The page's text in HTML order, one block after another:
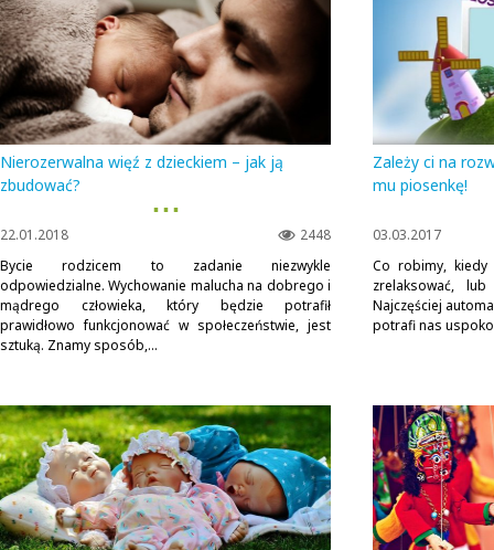
Nierozerwalna więź z dzieckiem – jak ją
zbudować?
▪ ▪ ▪
2448
22.01.2018
Bycie rodzicem to zadanie niezwykle
odpowiedzialne. Wychowanie malucha na dobrego i
mądrego człowieka, który będzie potrafił
prawidłowo funkcjonować w społeczeństwie, jest
sztuką. Znamy sposób,...
Zależy ci na
mu piosenkę!
03.03.2017
Co robimy, kiedy
zrelaksować,
Najczęściej
potrafi nas